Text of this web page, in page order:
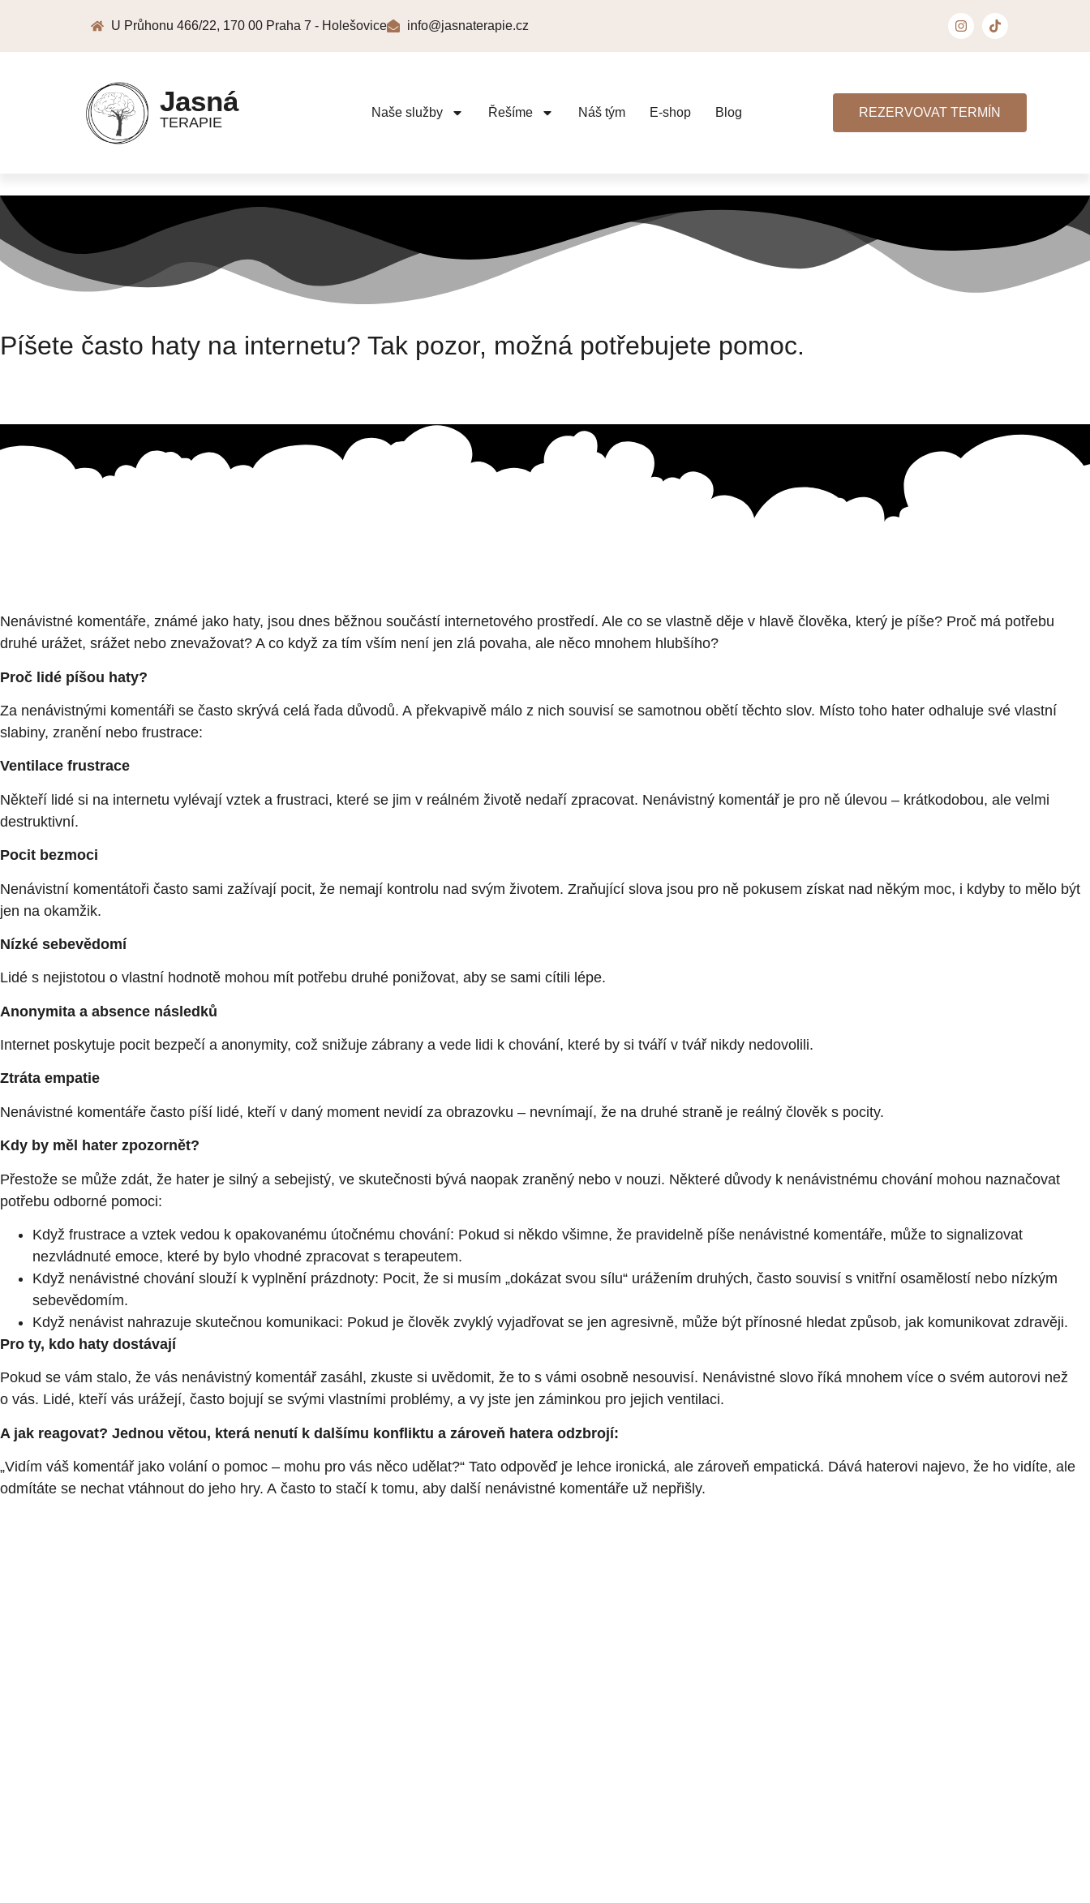
U Průhonu 466/22, 170 00 Praha 7 - Holešovice info@jasnaterapie.cz
Jasná
TERAPIE
Naše služby Řešíme Náš tým E-shop Blog REZERVOVAT TERMÍN
Píšete často haty na internetu? Tak pozor, možná potřebujete pomoc.
Nenávistné komentáře, známé jako haty, jsou dnes běžnou součástí internetového prostředí. Ale co se vlastně děje v hlavě člověka, který je píše? Proč má potřebu
druhé urážet, srážet nebo znevažovat? A co když za tím vším není jen zlá povaha, ale něco mnohem hlubšího?
Proč lidé píšou haty?
Za nenávistnými komentáři se často skrývá celá řada důvodů. A překvapivě málo z nich souvisí se samotnou obětí těchto slov. Místo toho hater odhaluje své vlastní
slabiny, zranění nebo frustrace:
Ventilace frustrace
Někteří lidé si na internetu vylévají vztek a frustraci, které se jim v reálném životě nedaří zpracovat. Nenávistný komentář je pro ně úlevou – krátkodobou, ale velmi
destruktivní.
Pocit bezmoci
Nenávistní komentátoři často sami zažívají pocit, že nemají kontrolu nad svým životem. Zraňující slova jsou pro ně pokusem získat nad někým moc, i kdyby to mělo být
jen na okamžik.
Nízké sebevědomí
Lidé s nejistotou o vlastní hodnotě mohou mít potřebu druhé ponižovat, aby se sami cítili lépe.
Anonymita a absence následků
Internet poskytuje pocit bezpečí a anonymity, což snižuje zábrany a vede lidi k chování, které by si tváří v tvář nikdy nedovolili.
Ztráta empatie
Nenávistné komentáře často píší lidé, kteří v daný moment nevidí za obrazovku – nevnímají, že na druhé straně je reálný člověk s pocity.
Kdy by měl hater zpozornět?
Přestože se může zdát, že hater je silný a sebejistý, ve skutečnosti bývá naopak zraněný nebo v nouzi. Některé důvody k nenávistnému chování mohou naznačovat
potřebu odborné pomoci:
Když frustrace a vztek vedou k opakovanému útočnému chování: Pokud si někdo všimne, že pravidelně píše nenávistné komentáře, může to signalizovat
nezvládnuté emoce, které by bylo vhodné zpracovat s terapeutem.
Když nenávistné chování slouží k vyplnění prázdnoty: Pocit, že si musím „dokázat svou sílu“ urážením druhých, často souvisí s vnitřní osamělostí nebo nízkým
sebevědomím.
Když nenávist nahrazuje skutečnou komunikaci: Pokud je člověk zvyklý vyjadřovat se jen agresivně, může být přínosné hledat způsob, jak komunikovat zdravěji.
Pro ty, kdo haty dostávají
Pokud se vám stalo, že vás nenávistný komentář zasáhl, zkuste si uvědomit, že to s vámi osobně nesouvisí. Nenávistné slovo říká mnohem více o svém autorovi než
o vás. Lidé, kteří vás urážejí, často bojují se svými vlastními problémy, a vy jste jen záminkou pro jejich ventilaci.
A jak reagovat? Jednou větou, která nenutí k dalšímu konfliktu a zároveň hatera odzbrojí:
„Vidím váš komentář jako volání o pomoc – mohu pro vás něco udělat?“ Tato odpověď je lehce ironická, ale zároveň empatická. Dává haterovi najevo, že ho vidíte, ale
odmítáte se nechat vtáhnout do jeho hry. A často to stačí k tomu, aby další nenávistné komentáře už nepřišly.